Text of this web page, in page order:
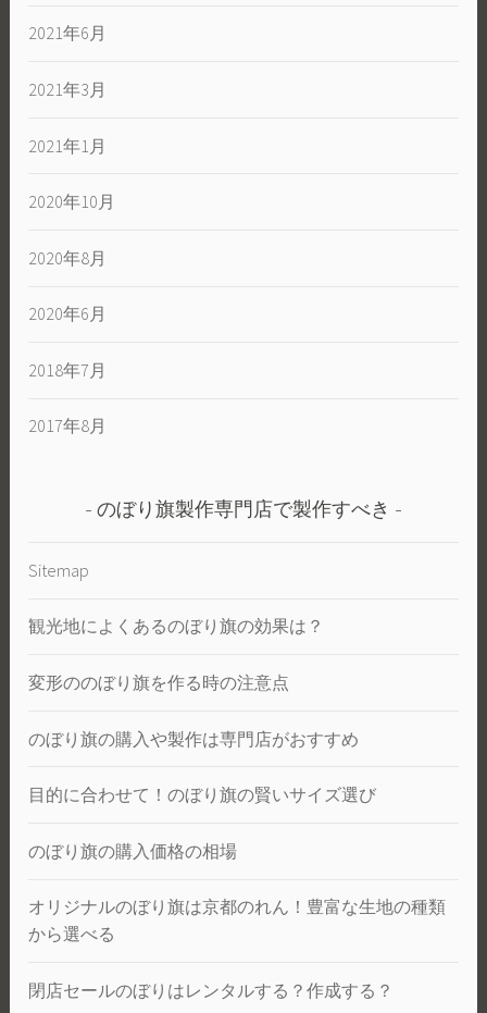
2021年6月
2021年3月
2021年1月
2020年10月
2020年8月
2020年6月
2018年7月
2017年8月
のぼり旗製作専門店で製作すべき
Sitemap
観光地によくあるのぼり旗の効果は？
変形ののぼり旗を作る時の注意点
のぼり旗の購入や製作は専門店がおすすめ
目的に合わせて！のぼり旗の賢いサイズ選び
のぼり旗の購入価格の相場
オリジナルのぼり旗は京都のれん！豊富な生地の種類
から選べる
閉店セールのぼりはレンタルする？作成する？